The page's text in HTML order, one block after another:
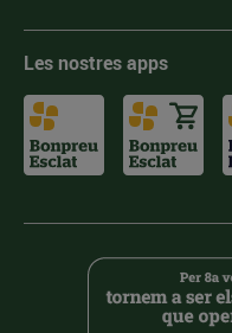
Les nostres apps